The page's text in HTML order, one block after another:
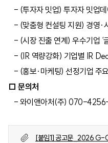
- (투자자 밋업) 투자자 밋업
- (맞춤형 컨설팅 지원) 경영·
- (시장 진출 연계) 우수기업 ‘
- (IR 역량강화) 기업별 IR
- (홍보·마케팅) 선정기업 주
□ 문의처
- 와이앤아처(주) 070-
[붙임1] 공고문_2026 G-